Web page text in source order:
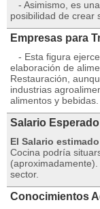
- Asimismo, es
posibilidad de crear
Empresas para
- Esta figura
elaboración de
Restauración,
industrias
alimentos y bebidas.
Salario Esperado
El Salario estimado
Cocina podría
sector.
Conocimientos